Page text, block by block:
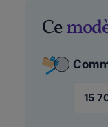
Ce
15